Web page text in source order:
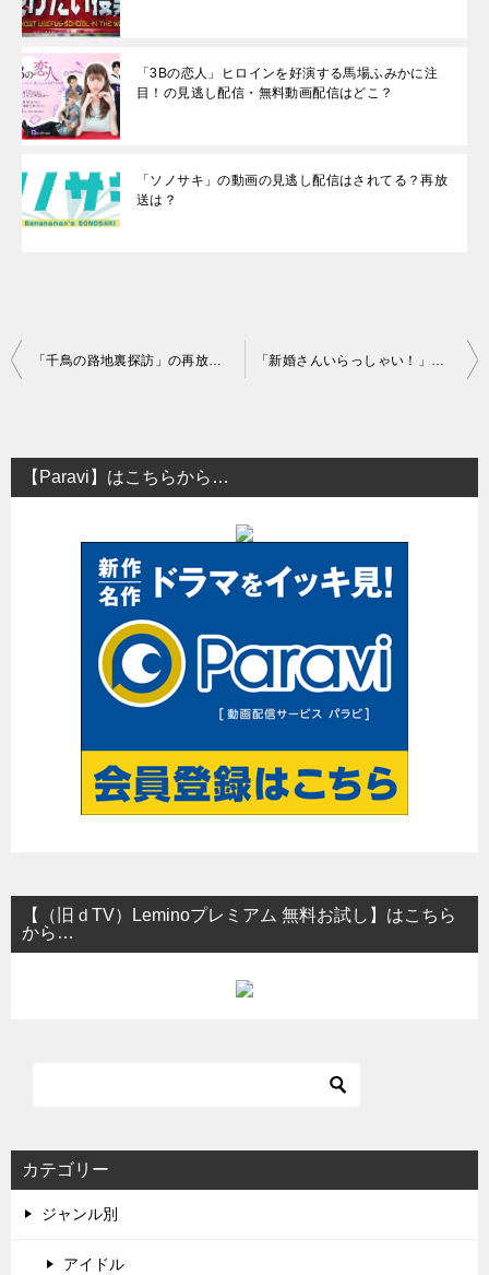
「3Bの恋人」ヒロインを好演する馬場ふみかに注
目！の見逃し配信・無料動画配信はどこ？
「ソノサキ」の動画の見逃し配信はされてる？再放
送は？
投
ビ
ゲ
「千鳥の路地裏探訪」の再放送はある？見逃し配信について 「新婚さんいらっしゃい！」の再放送はある？見逃し配信について
【Paravi】はこちらから…
【（旧ｄTV）Leminoプレミアム 無料お試し】はこちら
から…
カテゴリー
ジャンル別
アイドル